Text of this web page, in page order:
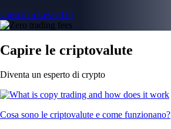
Unisciti a Level Up
Capire le criptovalute
Diventa un esperto di crypto
Cosa sono le criptovalute e come funzionano?